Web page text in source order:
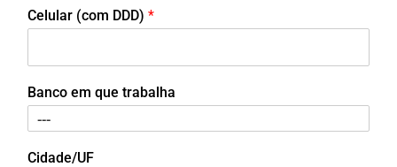
Celular (com DDD) *
Banco em que trabalha
Cidade/UF